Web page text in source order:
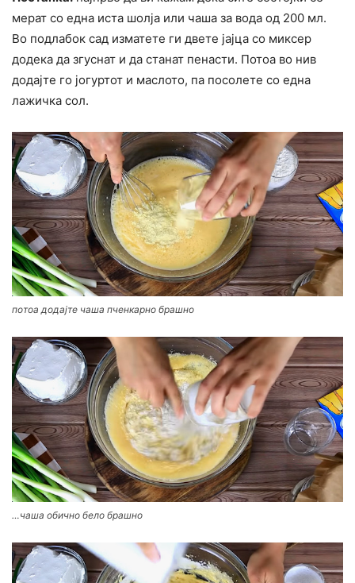
мерат со една иста шолја или чаша за вода од 200 мл.
Во подлабок сад изматете ги двете јајца со миксер
додека да згуснат и да станат пенасти. Потоа во нив
додајте го јогуртот и маслото, па посолете со една
лажичка сол.
потоа додајте чаша пченкарно брашно
…чаша обично бело брашно